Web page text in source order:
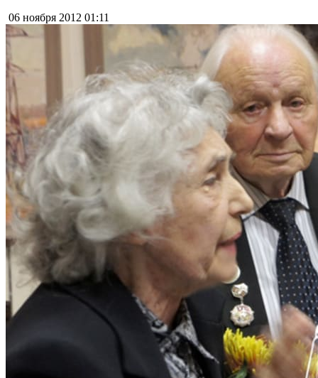
06 ноября 2012 01:11